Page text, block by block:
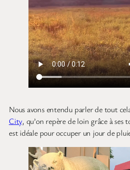
Nous avons entendu parler de tout
City, qu’on repère de loin grâce à
est idéale pour occuper un jour de